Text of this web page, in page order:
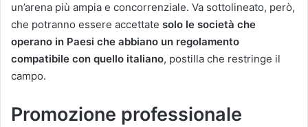
un’arena più ampia e concorrenziale. Va sottolineato, però,
che potranno essere accettate solo le società che
operano in Paesi che abbiano un regolamento
compatibile con quello italiano, postilla che restringe il
campo.
Promozione professionale